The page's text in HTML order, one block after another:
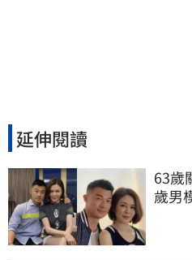
延伸閱讀
63歲
歲男